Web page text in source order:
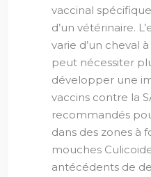
vaccinal
d’un vétérinaire.
varie d’un cheval
peut nécessiter
développer une
vaccins contre la
recommandés
dans des zones à
mouches
antécédents de